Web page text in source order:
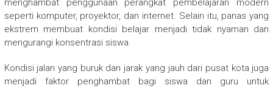
menghambat penggunaan perangkat pembelajaran modern
seperti komputer, proyektor, dan internet. Selain itu, panas yang
ekstrem membuat kondisi belajar menjadi tidak nyaman dan
mengurangi konsentrasi siswa.
Kondisi jalan yang buruk dan jarak yang jauh dari pusat kota juga
menjadi faktor penghambat bagi siswa dan guru untuk